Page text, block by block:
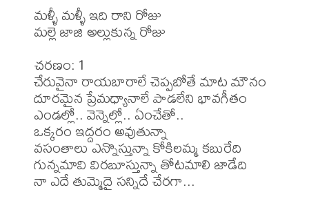
మళ్ళీ మళ్ళీ ఇది రాని రోజు
మల్లె జాజి అల్లుకున్న రోజు
చరణం: 1
చేరువైనా రాయబారాలే చెప్పబోతే మాట మౌనం
దూరమైన ప్రేమధ్యానాలే పాడలేని భావగీతం
ఎండల్లో.. వెన్నెల్లో.. ఏంచేతో..
ఒక్కరం ఇద్దరం అవుతున్నా
వసంతాలు ఎన్నొస్తున్నా కోకిలమ్మ కబురేది
గున్నమావి విరబూస్తున్నా తోటమాలి జాడేది
నా ఎదే తుమ్మెదై సన్నిదే చేరగా...